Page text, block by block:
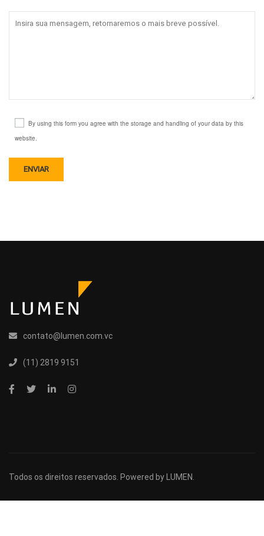
By using this form you agree with the storage and handling of your data by this
website.
contato@lumen.com.vc
(11) 2819 9151
Todos os direitos reservados. Powered by LUMEN.